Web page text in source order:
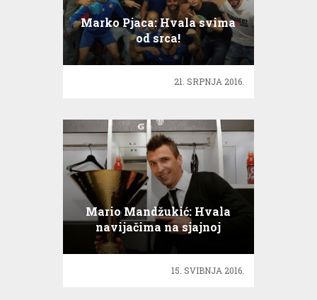
Marko Pjaca: Hvala svima
od srca!
21. SRPNJA 2016.
Mario Mandžukić: Hvala
navijačima na sjajnoj
15. SVIBNJA 2016.